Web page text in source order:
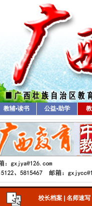
教辅•读书 公益•助学
校长档案 名师速写